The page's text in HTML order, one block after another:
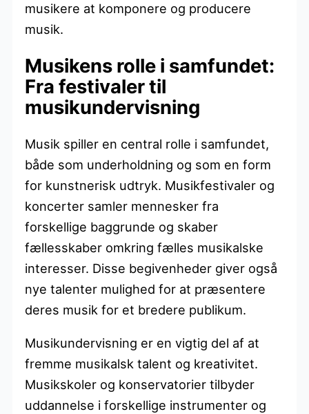
musikere at komponere og producere
musik.
Musikens rolle i samfundet:
Fra festivaler til
musikundervisning
Musik spiller en central rolle i samfundet,
både som underholdning og som en form
for kunstnerisk udtryk. Musikfestivaler og
koncerter samler mennesker fra
forskellige baggrunde og skaber
fællesskaber omkring fælles musikalske
interesser. Disse begivenheder giver også
nye talenter mulighed for at præsentere
deres musik for et bredere publikum.
Musikundervisning er en vigtig del af at
fremme musikalsk talent og kreativitet.
Musikskoler og konservatorier tilbyder
uddannelse i forskellige instrumenter og